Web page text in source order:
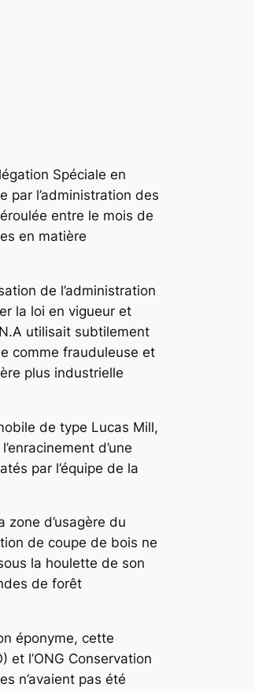
Spéciale en
par l’administration des
entre le mois de
en matière
de l’administration
la loi en vigueur et
utilisait subtilement
comme frauduleuse et
plus industrielle
de type Lucas Mill,
d’une
par l’équipe de la
d’usagère du
de coupe de bois ne
la houlette de son
de forêt
éponyme, cette
et l’ONG Conservation
n’avaient pas été